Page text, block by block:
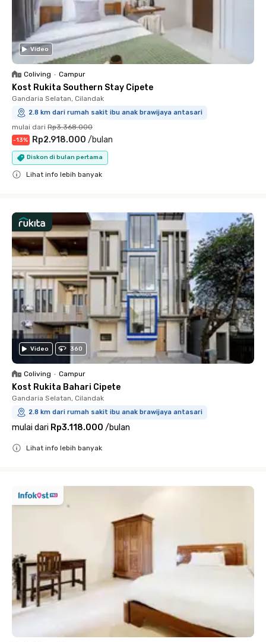
Video
Coliving • Campur
Kost Rukita Southern Stay Cipete
Gandaria Selatan, Cilandak
2.8 km dari rumah sakit ibu anak brawijaya antasari
mulai dari Rp3.368.000
-13% Rp2.918.000 /bulan
Diskon di bulan pertama
Lihat info lebih banyak
Video 360
Coliving • Campur
Kost Rukita Bahari Cipete
Gandaria Selatan, Cilandak
2.8 km dari rumah sakit ibu anak brawijaya antasari
mulai dari Rp3.118.000 /bulan
Lihat info lebih banyak